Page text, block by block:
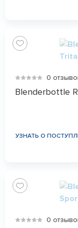
0
Blenderbottle
УЗНАТЬ О
0